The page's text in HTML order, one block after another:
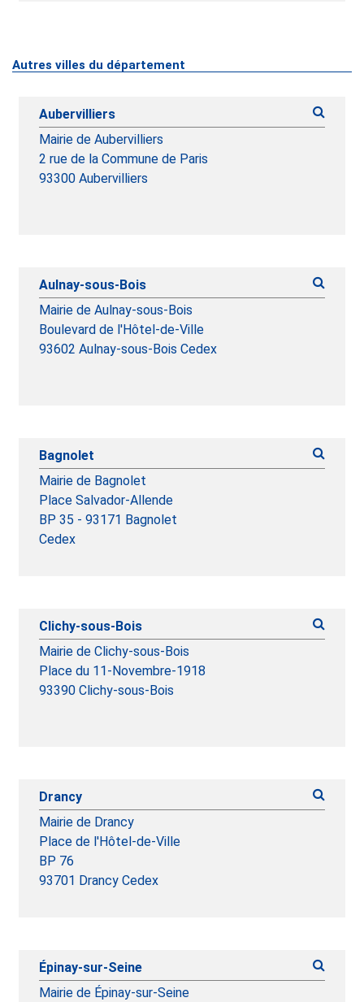
Autres villes du département
Aubervilliers
Mairie de Aubervilliers
2 rue de la Commune de Paris
93300 Aubervilliers
Aulnay-sous-Bois
Mairie de Aulnay-sous-Bois
Boulevard de l'Hôtel-de-Ville
93602 Aulnay-sous-Bois Cedex
Bagnolet
Mairie de Bagnolet
Place Salvador-Allende
BP 35 - 93171 Bagnolet
Cedex
Clichy-sous-Bois
Mairie de Clichy-sous-Bois
Place du 11-Novembre-1918
93390 Clichy-sous-Bois
Drancy
Mairie de Drancy
Place de l'Hôtel-de-Ville
BP 76
93701 Drancy Cedex
Épinay-sur-Seine
Mairie de Épinay-sur-Seine